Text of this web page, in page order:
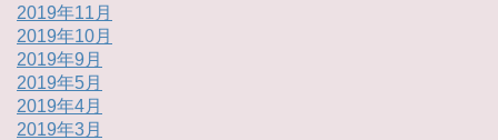
2019年11月
2019年10月
2019年9月
2019年5月
2019年4月
2019年3月